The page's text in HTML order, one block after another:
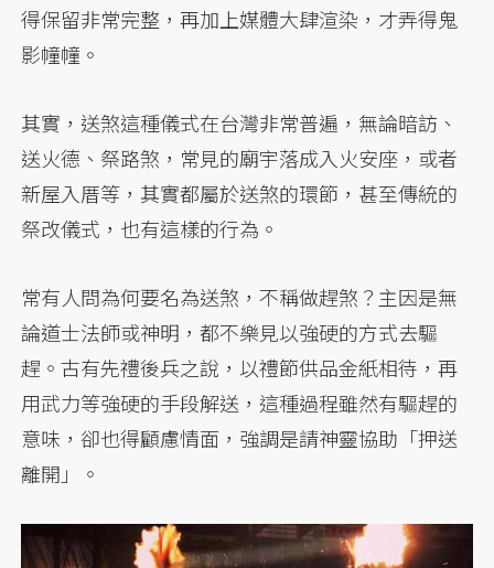
得保留非常完整，再加上媒體大肆渲染，才弄得鬼
影幢幢。
其實，送煞這種儀式在台灣非常普遍，無論暗訪、
送火德、祭路煞，常見的廟宇落成入火安座，或者
新屋入厝等，其實都屬於送煞的環節，甚至傳統的
祭改儀式，也有這樣的行為。
常有人問為何要名為送煞，不稱做趕煞？主因是無
論道士法師或神明，都不樂見以強硬的方式去驅
趕。古有先禮後兵之說，以禮節供品金紙相待，再
用武力等強硬的手段解送，這種過程雖然有驅趕的
意味，卻也得顧慮情面，強調是請神靈協助「押送
離開」。